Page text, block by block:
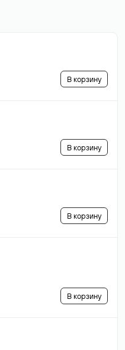
В корзину
В корзину
В корзину
В корзину